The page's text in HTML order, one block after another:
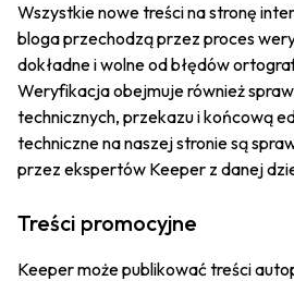
Wszystkie nowe treści na stronę
bloga przechodzą przez proces
dokładne i wolne od błędów
Weryfikacja obejmuje również
technicznych, przekazu i końcową
techniczne na naszej stronie są
przez ekspertów Keeper z danej
Treści promocyjne
Keeper może publikować treści